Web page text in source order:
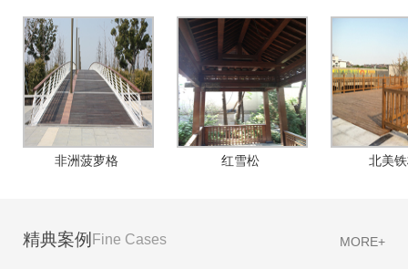
非洲菠萝格 红雪松 北美
精典案例 Fine Cases MORE+